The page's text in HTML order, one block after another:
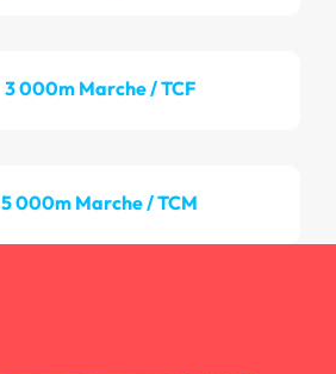
3 000m Marche / TCF
5 000m Marche / TCM